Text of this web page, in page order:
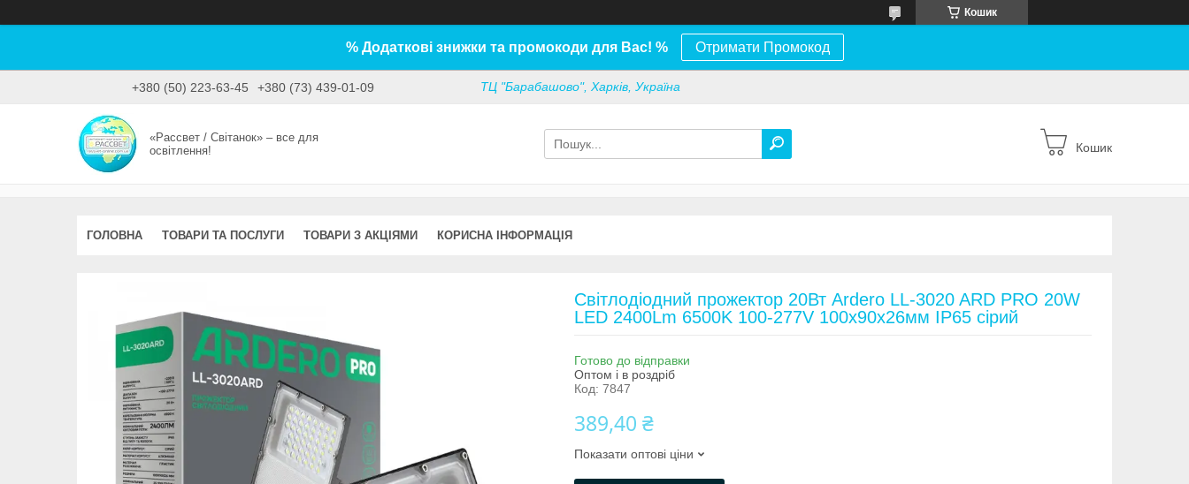
Кошик
% Додаткові знижки та промокоди для Вас! % Отримати Промокод
+380 (50) 223-63-45 +380 (73) 439-01-09 ТЦ "Барабашово", Харків, Україна
«Рассвет / Світанок» – все для
освітлення!
Кошик
ГОЛОВНА ТОВАРИ ТА ПОСЛУГИ ТОВАРИ З АКЦІЯМИ КОРИСНА ІНФОРМАЦІЯ
Світлодіодний прожектор 20Вт Ardero LL-3020 ARD PRO 20W
LED 2400Lm 6500K 100-277V 100х90х26мм IP65 сірий
Готово до відправки
Оптом і в роздріб
Код: 7847
389,40 ₴
Показати оптові ціни